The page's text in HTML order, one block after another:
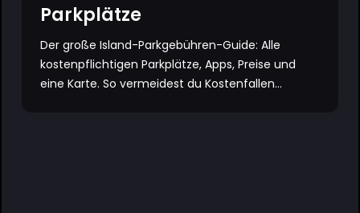
Parkplätze
Der große Island-Parkgebühren-Guide: Alle
kostenpflichtigen Parkplätze, Apps, Preise und
eine Karte. So vermeidest du Kostenfallen...